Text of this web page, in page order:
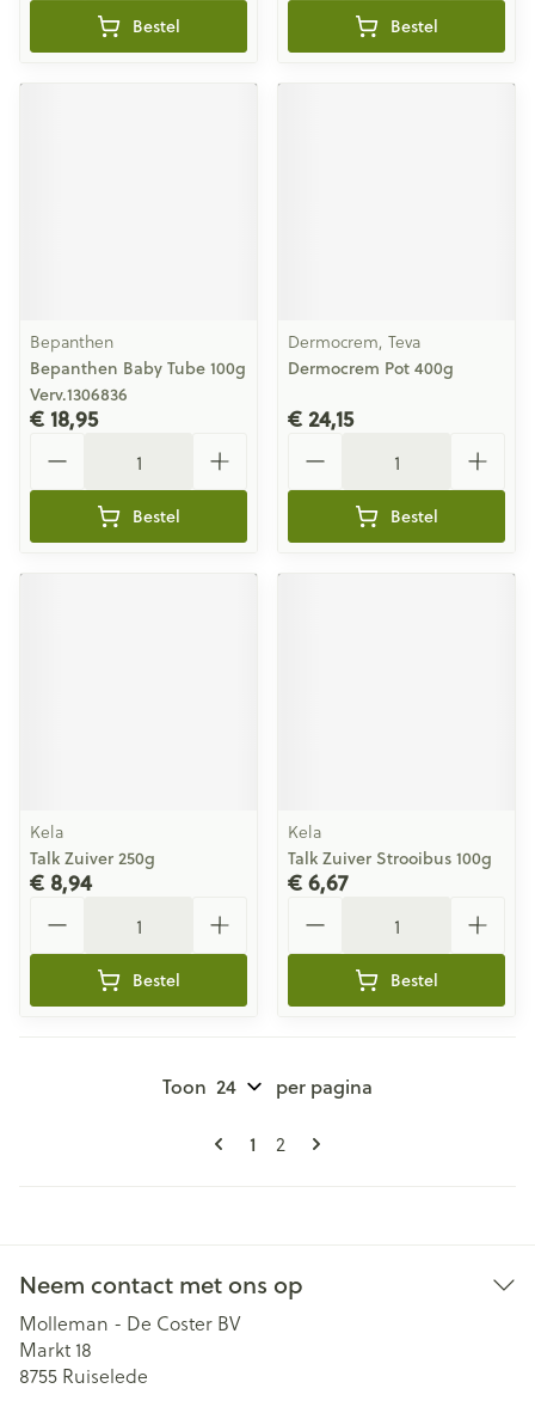
Bestel Bestel
Bepanthen
Bepanthen Baby Tube 100g
Verv.1306836
€ 18,95
Bestel
Dermocrem, Teva
Dermocrem Pot 400g
€ 24,15
Bestel
Kela
Talk Zuiver 250g
€ 8,94
Bestel
Kela
Talk Zuiver Strooibus 100g
€ 6,67
Bestel
Pagina's
U lees momenteel pagina
1 Pagina
2
Toon per pagina
Neem contact met ons op
Molleman - De Coster BV
Markt 18
8755 Ruiselede